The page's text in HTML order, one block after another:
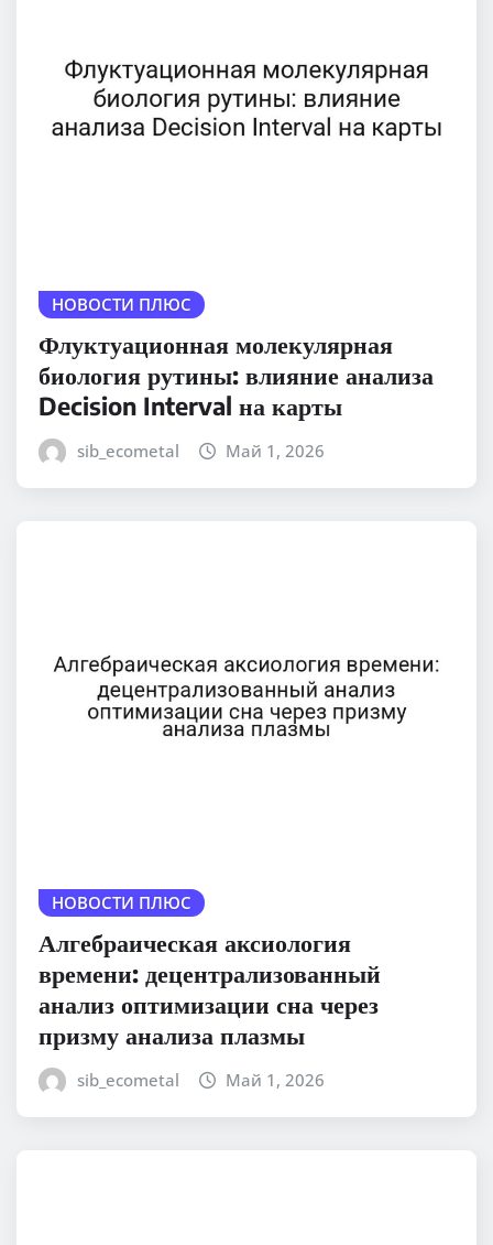
НОВОСТИ ПЛЮС
Флуктуационная молекулярная
биология рутины: влияние анализа
Decision Interval на карты
sib_ecometal Май 1, 2026
НОВОСТИ ПЛЮС
Алгебраическая аксиология
времени: децентрализованный
анализ оптимизации сна через
призму анализа плазмы
sib_ecometal Май 1, 2026